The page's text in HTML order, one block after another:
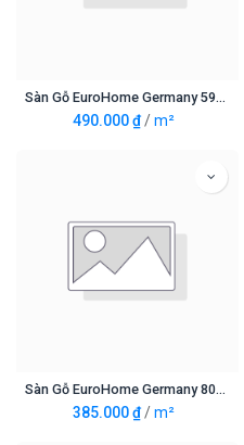
Sàn Gỗ EuroHome Germany 5948-10mm
490.000₫ /m²
Sàn Gỗ EuroHome Germany 8098
385.000₫ /m²